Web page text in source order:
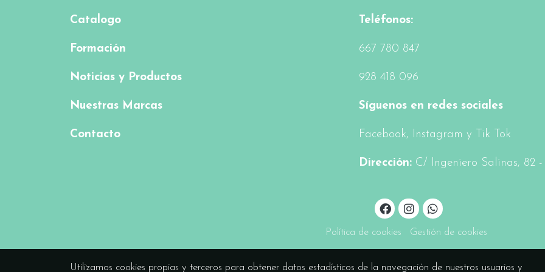
Catalogo
Formación
Noticias y Productos
Nuestras Marcas
Contacto
Teléfonos:
667 780 847
928 418 096
Síguenos en redes sociales
Facebook, Instagram y Tik Tok
Dirección: C/ Ingeniero Salinas, 82
Política de cookies Gestión de cookies
Utilizamos cookies propias y terceros para obtener datos estadísticos de la navegación de nuestros usuarios y